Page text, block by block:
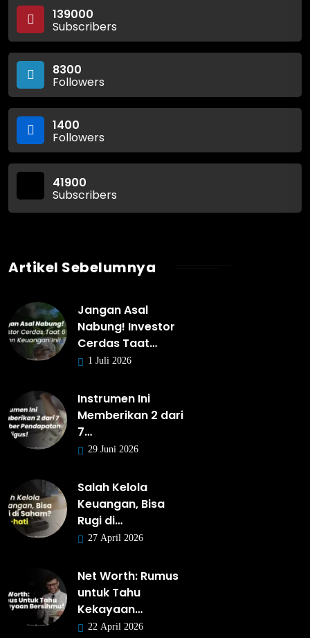
139000
Subscribers
8300
Followers
1400
Followers
41900
Subscribers
Artikel Sebelumnya
Jangan Asal
Nabung! Investor
Cerdas Taat…
1 Juli 2026
Instrumen Ini
Memberikan 2 dari
7…
29 Juni 2026
Salah Kelola
Keuangan, Bisa
Rugi di…
27 April 2026
Net Worth: Rumus
untuk Tahu
Kekayaan…
22 April 2026